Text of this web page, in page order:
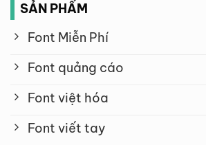
SẢN PHẨM
Font Miễn Phí
Font quảng cáo
Font việt hóa
Font viết tay